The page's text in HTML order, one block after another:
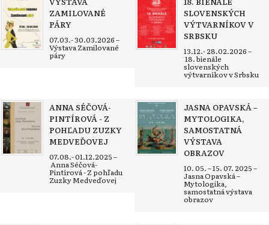
ZAMILOVANÉ
PÁRY
07.03.- 30.03.2026 –
Výstava Zamilované
páry
SLOVENSKÝCH
VÝTVARNÍKOV V
SRBSKU
13.12.- 28.02.2026 –
18. bienále
slovenských
výtvarníkov v Srbsku
ANNA SÉČOVÁ-
PINTÍROVÁ - Z
POHĽADU ZUZKY
MEDVEĎOVEJ
07.08.- 01.12.2025 –
Anna Séčová-
Pintírová - Z pohľadu
Zuzky Medveďovej
JASNA OPAVSKÁ –
MYTOLOGIKA,
SAMOSTATNÁ
VÝSTAVA
OBRAZOV
10. 05. – 15. 07. 2025 –
Jasna Opavská –
Mytologika,
samostatná výstava
obrazov